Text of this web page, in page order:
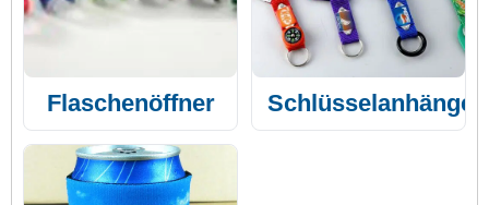
Flaschenöffner Schlüsselanhänger